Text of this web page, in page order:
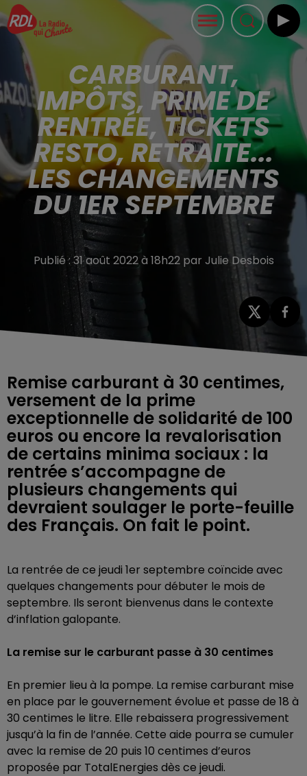
CARBURANT,
IMPÔTS, PRIME DE
RENTRÉE, TICKETS
RESTO, RETRAITE...
LES CHANGEMENTS
DU 1ER SEPTEMBRE
Publié : 31 août 2022 à 18h22 par Julie Desbois
Remise carburant à 30 centimes,
versement de la prime
exceptionnelle de solidarité de 100
euros ou encore la revalorisation
de certains minima sociaux : la
rentrée s’accompagne de
plusieurs changements qui
devraient soulager le porte-feuille
des Français. On fait le point.
La rentrée de ce jeudi 1er septembre coïncide avec
quelques changements pour débuter le mois de
septembre. Ils seront bienvenus dans le contexte
d’inflation galopante.
La remise sur le carburant passe à 30 centimes
En premier lieu à la pompe. La remise carburant mise
en place par le gouvernement évolue et passe de 18 à
30 centimes le litre. Elle rebaissera progressivement
jusqu’à la fin de l’année. Cette aide pourra se cumuler
avec la remise de 20 puis 10 centimes d’euros
proposée par TotalEnergies dès ce jeudi.